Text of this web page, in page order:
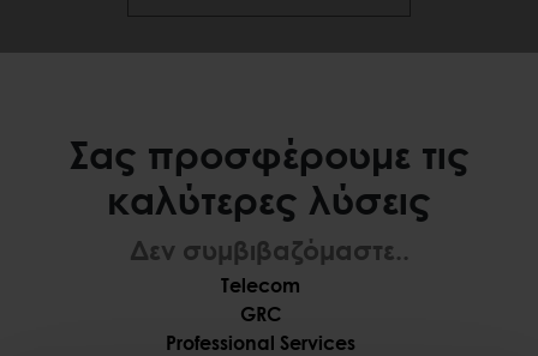
Σας προσφέρουμε τις
καλύτερες λύσεις
Δεν συμβιβαζόμαστε..
Telecom
GRC
Professional Services